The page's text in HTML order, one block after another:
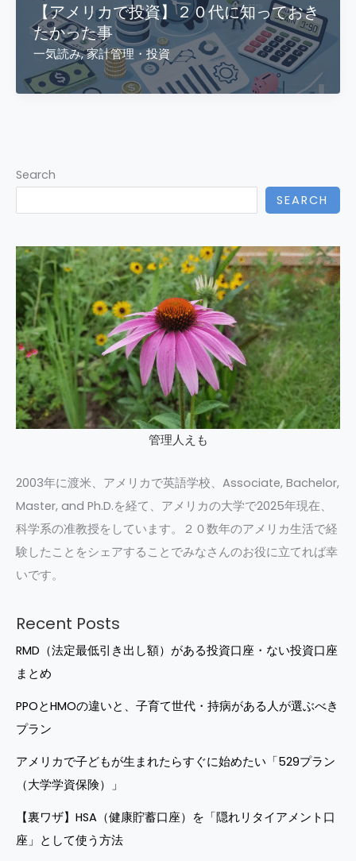
【アメリカで投資】２０代に知っておき
たかった事
一気読み,家計管理・投資
Search
SEARCH
管理人えも
2003年に渡米、アメリカで英語学校、Associate, Bachelor,
Master, and Ph.D.を経て、アメリカの大学で2025年現在、
科学系の准教授をしています。２０数年のアメリカ生活で経
験したことをシェアすることでみなさんのお役に立てれば幸
いです。
Recent Posts
RMD（法定最低引き出し額）がある投資口座・ない投資口座
まとめ
PPOとHMOの違いと、子育て世代・持病がある人が選ぶべき
プラン
アメリカで子どもが生まれたらすぐに始めたい「529プラン
（大学学資保険）」
【裏ワザ】HSA（健康貯蓄口座）を「隠れリタイアメント口
座」として使う方法